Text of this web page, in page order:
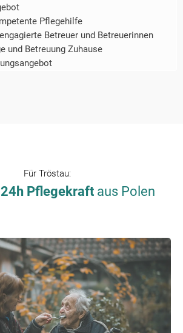
Pflegehilfe
Betreuer und Betreuerinnen
und Betreuung Zuhause
Für Tröstau:
24h Pflegekraft aus Polen